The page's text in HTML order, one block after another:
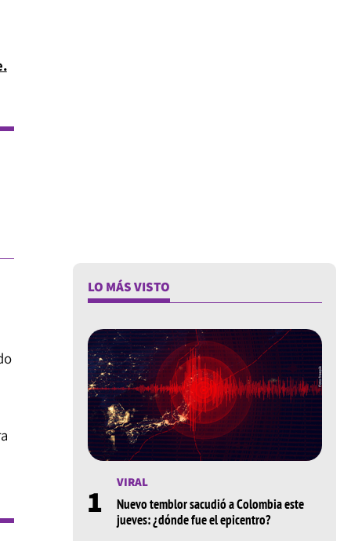
LO MÁS VISTO
1
VIRAL
Nuevo temblor sacudió a Colombia este
jueves: ¿dónde fue el epicentro?